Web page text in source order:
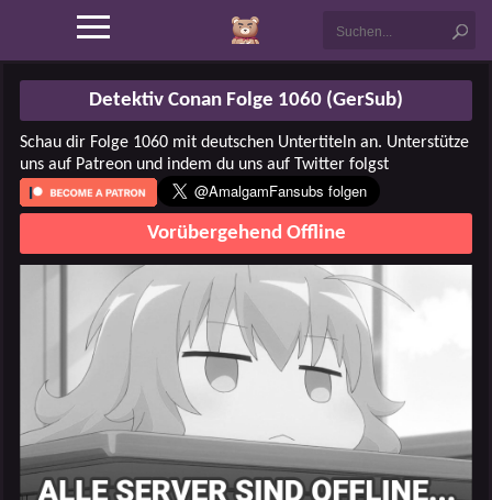
Detektiv Conan Folge 1060 (GerSub)
Schau dir Folge 1060 mit deutschen Untertiteln an. Unterstütze
uns auf Patreon und indem du uns auf Twitter folgst
Vorübergehend Offline